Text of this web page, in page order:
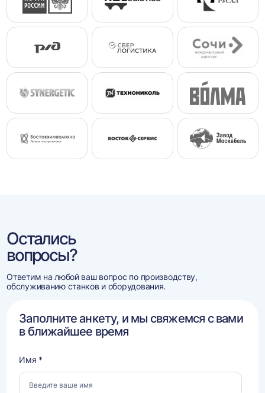
Остались
вопросы?
Ответим на любой ваш вопрос по производству,
обслуживанию станков и оборудования.
Заполните анкету, и мы свяжемся с вами
в ближайшее время
Имя *